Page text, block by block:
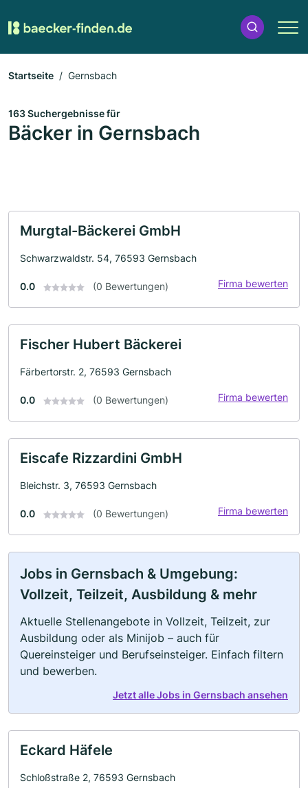
Startseite Gernsbach
163 Suchergebnisse für
Bäcker in Gernsbach
Murgtal-Bäckerei GmbH
Schwarzwaldstr. 54, 76593 Gernsbach
0.0 (0 Bewertungen) Firma bewerten
Fischer Hubert Bäckerei
Färbertorstr. 2, 76593 Gernsbach
0.0 (0 Bewertungen) Firma bewerten
Eiscafe Rizzardini GmbH
Bleichstr. 3, 76593 Gernsbach
0.0 (0 Bewertungen) Firma bewerten
Jobs in Gernsbach & Umgebung:
Vollzeit, Teilzeit, Ausbildung & mehr
Aktuelle Stellenangebote in Vollzeit, Teilzeit, zur
Ausbildung oder als Minijob – auch für
Quereinsteiger und Berufseinsteiger. Einfach filtern
und bewerben.
Jetzt alle Jobs in Gernsbach ansehen
Eckard Häfele
Schloßstraße 2, 76593 Gernsbach